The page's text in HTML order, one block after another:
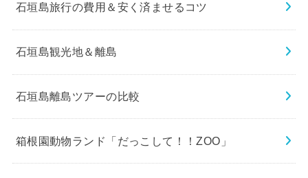
石垣島旅行の費用＆安く済ませるコツ
石垣島観光地＆離島
石垣島離島ツアーの比較
箱根園動物ランド「だっこして！！ZOO」